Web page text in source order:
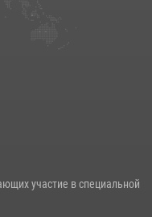
участие в специальной